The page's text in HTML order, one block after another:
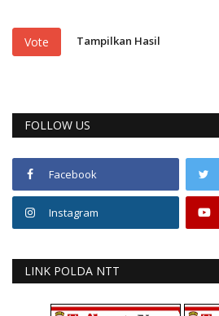
Vote Tampilkan Hasil
FOLLOW US
Facebook
Instagram
LINK POLDA NTT